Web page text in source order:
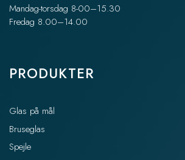
Mandag-torsdag 8-00–15.30
Fredag 8.00–14.00
PRODUKTER
Glas på mål
Bruseglas
Spejle